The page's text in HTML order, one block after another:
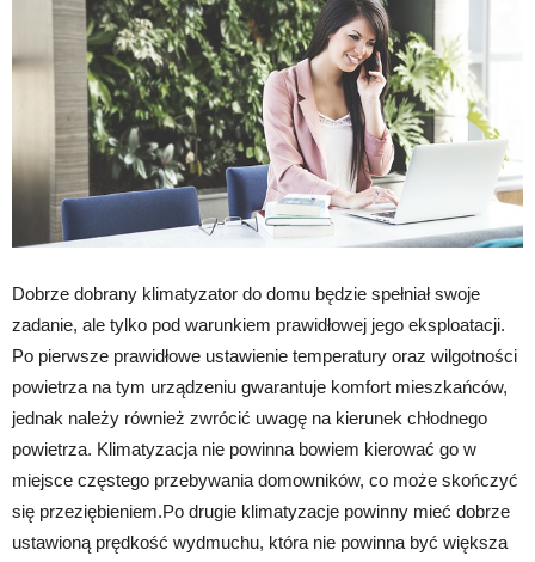
Dobrze dobrany klimatyzator do domu będzie spełniał swoje
zadanie, ale tylko pod warunkiem prawidłowej jego eksploatacji.
Po pierwsze prawidłowe ustawienie temperatury oraz wilgotności
powietrza na tym urządzeniu gwarantuje komfort mieszkańców,
jednak należy również zwrócić uwagę na kierunek chłodnego
powietrza. Klimatyzacja nie powinna bowiem kierować go w
miejsce częstego przebywania domowników, co może skończyć
się przeziębieniem.Po drugie klimatyzacje powinny mieć dobrze
ustawioną prędkość wydmuchu, która nie powinna być większa